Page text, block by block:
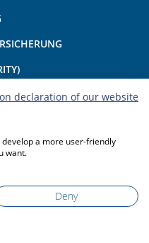
declaration of our website
a more user-friendly
want.
Deny